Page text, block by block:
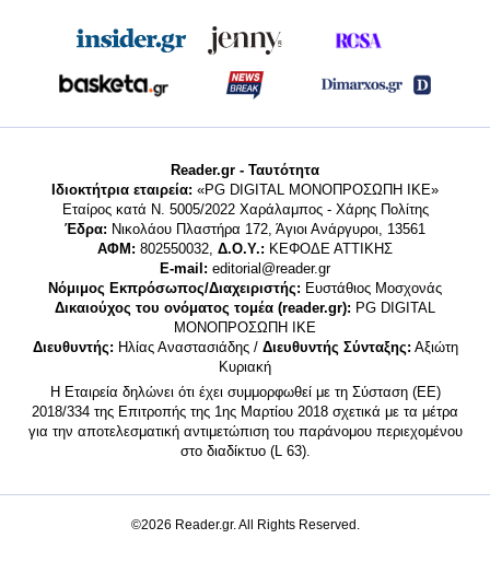
Reader.gr - Ταυτότητα
Ιδιοκτήτρια εταιρεία: «PG DIGITAL MONΟΠΡΟΣΩΠΗ ΙΚΕ»
Εταίρος κατά Ν. 5005/2022 Χαράλαμπος - Χάρης Πολίτης
Έδρα: Νικολάου Πλαστήρα 172, Άγιοι Ανάργυροι, 13561
ΑΦΜ: 802550032, Δ.Ο.Υ.: ΚΕΦΟΔΕ ΑΤΤΙΚΗΣ
E-mail: editorial@reader.gr
Νόμιμος Εκπρόσωπος/Διαχειριστής: Ευστάθιος Μοσχονάς
Δικαιούχος του ονόματος τομέα (reader.gr): PG DIGITAL
MONΟΠΡΟΣΩΠΗ ΙΚΕ
Διευθυντής: Ηλίας Αναστασιάδης / Διευθυντής Σύνταξης: Αξιώτη
Κυριακή
Η Εταιρεία δηλώνει ότι έχει συμμορφωθεί με τη Σύσταση (ΕΕ)
2018/334 της Επιτροπής της 1ης Μαρτίου 2018 σχετικά με τα μέτρα
για την αποτελεσματική αντιμετώπιση του παράνομου περιεχομένου
στο διαδίκτυο (L 63).
©2026 Reader.gr. All Rights Reserved.